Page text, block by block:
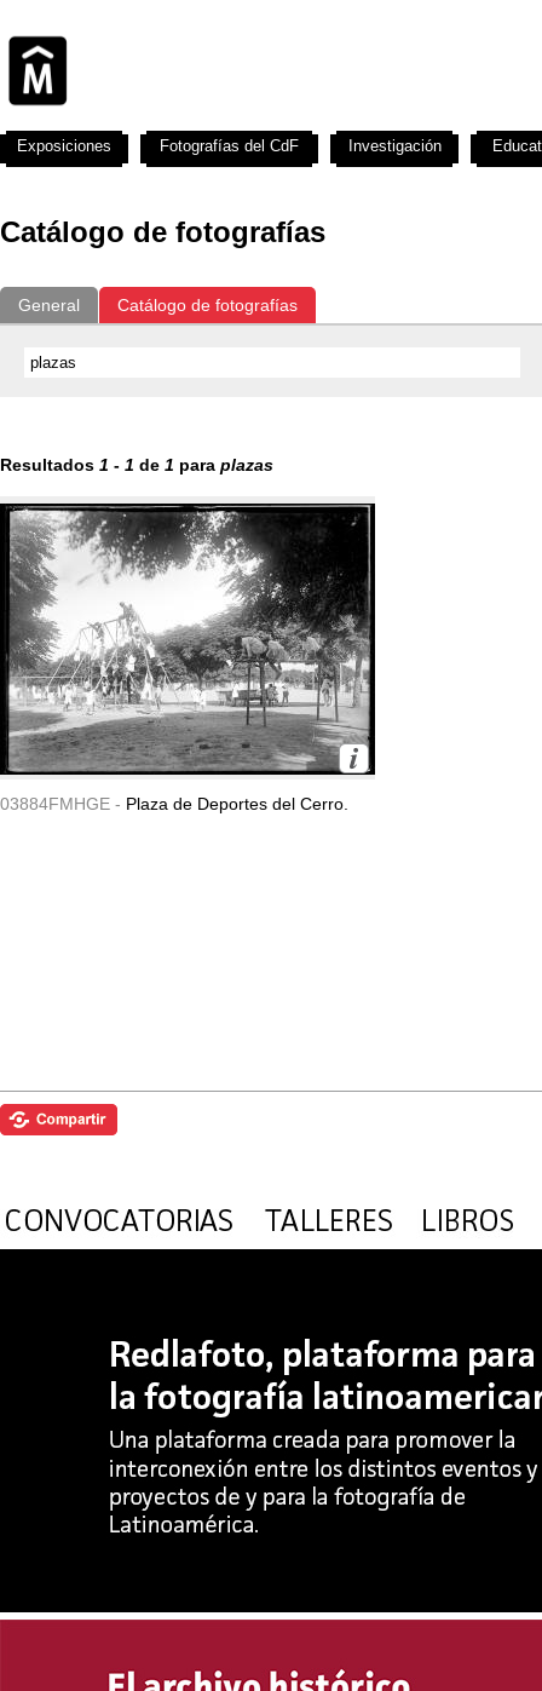
Catálogo de fotografías
General Catálogo de fotografías
Resultados 1 - 1 de 1 para plazas
03884FMHGE - Plaza de Deportes del Cerro.
Exposiciones Fotografías del CdF Investigación